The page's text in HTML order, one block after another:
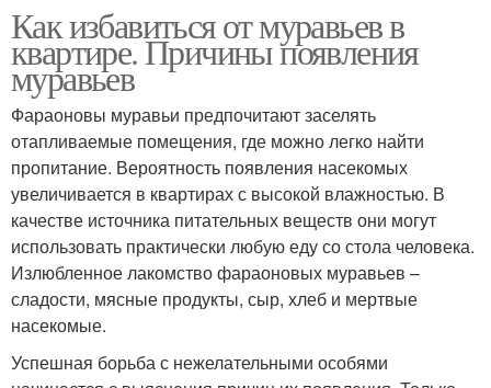
Как избавиться от муравьев в
квартире. Причины появления
муравьев
Фараоновы муравьи предпочитают заселять
отапливаемые помещения, где можно легко найти
пропитание. Вероятность появления насекомых
увеличивается в квартирах с высокой влажностью. В
качестве источника питательных веществ они могут
использовать практически любую еду со стола человека.
Излюбленное лакомство фараоновых муравьев –
сладости, мясные продукты, сыр, хлеб и мертвые
насекомые.
Успешная борьба с нежелательными особями